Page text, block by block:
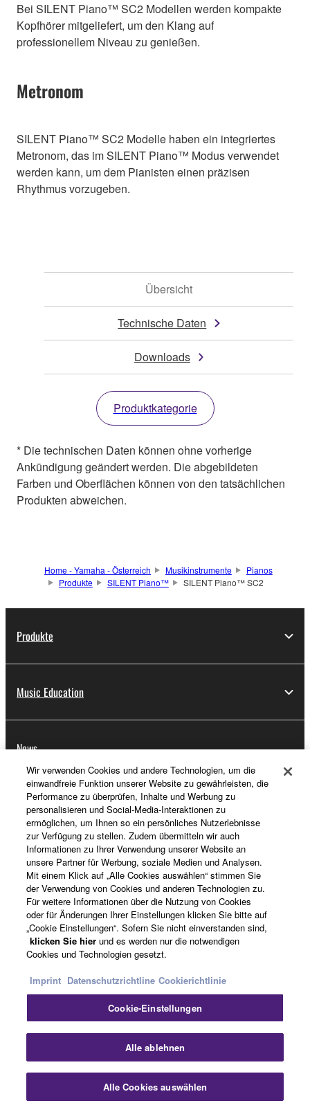
Bei SILENT Piano™ SC2 Modellen werden kompakte
Kopfhörer mitgeliefert, um den Klang auf
professionellem Niveau zu genießen.
Metronom
SILENT Piano™ SC2 Modelle haben ein integriertes
Metronom, das im SILENT Piano™ Modus verwendet
werden kann, um dem Pianisten einen präzisen
Rhythmus vorzugeben.
Übersicht
Technische Daten
Downloads
Produktkategorie
* Die technischen Daten können ohne vorherige
Ankündigung geändert werden. Die abgebildeten
Farben und Oberflächen können von den tatsächlichen
Produkten abweichen.
Home - Yamaha - Österreich Musikinstrumente
Pianos
Produkte
SILENT Piano™ SILENT Piano™ SC2
Produkte
Music Education
News
Artists
Händler finden
Support
Business
Wir verwenden Cookies und andere Technologien, um die
einwandfreie Funktion unserer Website zu gewährleisten, die
Performance zu überprüfen, Inhalte und Werbung zu
personalisieren und Social-Media-Interaktionen zu
ermöglichen, um Ihnen so ein persönliches Nutzerlebnisse
zur Verfügung zu stellen. Zudem übermitteln wir auch
Informationen zu Ihrer Verwendung unserer Website an
unsere Partner für Werbung, soziale Medien und Analysen.
Mit einem Klick auf „Alle Cookies auswählen“ stimmen Sie
der Verwendung von Cookies und anderen Technologien zu.
Für weitere Informationen über die Nutzung von Cookies
oder für Änderungen Ihrer Einstellungen klicken Sie bitte auf
„Cookie Einstellungen“. Sofern Sie nicht einverstanden sind,
klicken Sie hier und es werden nur die notwendigen
Cookies und Technologien gesetzt.
Imprint Datenschutzrichtline Cookierichtlinie
Cookie-Einstellungen
Alle ablehnen
Alle Cookies auswählen